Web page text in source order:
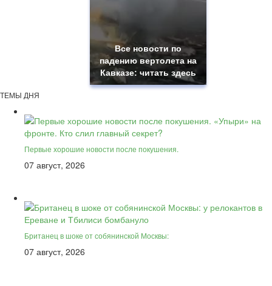
Все новости по
падению вертолета на
Кавказе: читать здесь
ТЕМЫ ДНЯ
Первые хорошие новости после покушения.
07 август, 2026
Британец в шоке от собянинской Москвы:
07 август, 2026